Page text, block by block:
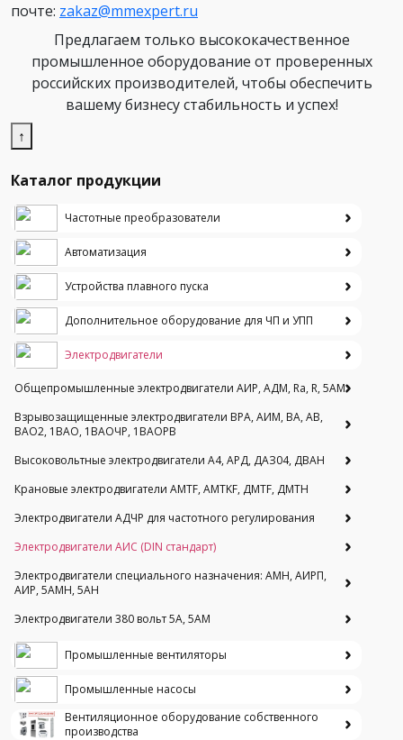
почте: zakaz@mmexpert.ru
Предлагаем только высококачественное
промышленное оборудование от проверенных
российских производителей, чтобы обеспечить
вашему бизнесу стабильность и успех!
↑
Каталог продукции
Частотные преобразователи
Автоматизация
Устройства плавного пуска
Дополнительное оборудование для ЧП и УПП
Электродвигатели
Общепромышленные электродвигатели АИР, АДМ, Ra, R, 5AM
Взрывозащищенные электродвигатели ВРА, АИМ, ВА, АВ,
ВАO2, 1ВАО, 1ВАОЧР, 1ВАОРВ
Высоковольтные электродвигатели A4, АРД, ДАЗ04, ДВАН
Крановые электродвигатели AMTF, AMTKF, ДMTF, ДМТН
Электродвигатели АДЧР для частотного регулирования
Электродвигатели АИС (DIN стандарт)
Электродвигатели специального назначения: АМН, АИРП,
АИР, 5АМН, 5АН
Электродвигатели 380 вольт 5А, 5АМ
Промышленные вентиляторы
Промышленные насосы
Вентиляционное оборудование собственного
производства